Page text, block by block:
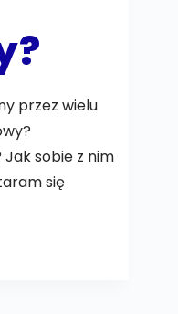
przez wielu
sobie z nim
się